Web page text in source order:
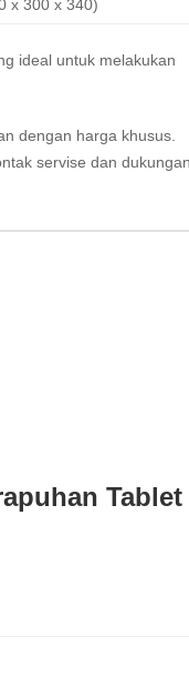
x 300 x 340)
ideal untuk melakukan
dengan harga khusus.
servise dan
Tablet